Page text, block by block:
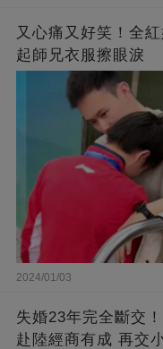
又心痛又好笑！全
起師兄衣服擦眼淚
2024/01/03
失婚23年完全斷交
赴陸經商有成 再交